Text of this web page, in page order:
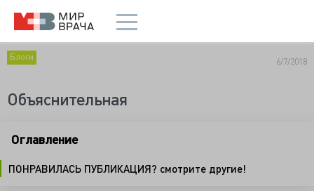
Блоги 6/7/2018
Объяснительная
Оглавление
ПОНРАВИЛАСЬ ПУБЛИКАЦИЯ? смотрите другие!